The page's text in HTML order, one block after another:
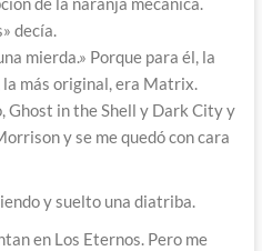
decía.
mierda.» Porque para él, la
más original, era Matrix.
Ghost in the Shell y Dark City y
y se me quedó con cara
y suelto una diatriba.
en Los Eternos. Pero me